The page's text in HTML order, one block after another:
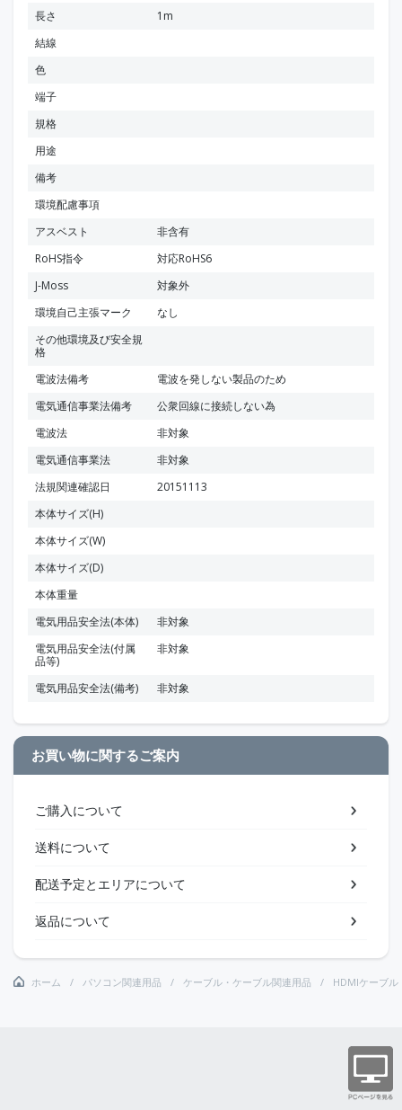
長さ
1m
結線
色
端子
規格
用途
備考
環境配慮事項
アスベスト
非含有
RoHS指令
対応RoHS6
J-Moss
対象外
環境自己主張マーク
なし
その他環境及び安全規
格
電波法備考
電波を発しない製品のため
電気通信事業法備考
公衆回線に接続しない為
電波法
非対象
電気通信事業法
非対象
法規関連確認日
20151113
本体サイズ(H)
本体サイズ(W)
本体サイズ(D)
本体重量
電気用品安全法(本体)
非対象
電気用品安全法(付属
品等)
非対象
電気用品安全法(備考) 非対象
お買い物に関するご案内
ご購入について
送料について
配送予定とエリアについて
返品について
ホーム パソコン関連用品 ケーブル・ケーブル関連用品 HDMIケーブル